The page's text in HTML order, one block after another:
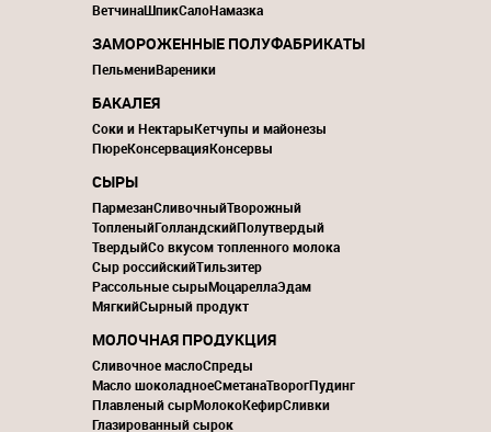
ВетчинаШпикСалоНамазка
ЗАМОРОЖЕННЫЕ ПОЛУФАБРИКАТЫ
ПельмениВареники
БАКАЛЕЯ
Соки и НектарыКетчупы и майонезы
ПюреКонсервацияКонсервы
СЫРЫ
ПармезанСливочныйТворожный
ТопленыйГолландскийПолутвердый
ТвердыйСо вкусом топленного молока
Сыр российскийТильзитер
Рассольные сырыМоцареллаЭдам
МягкийСырный продукт
МОЛОЧНАЯ ПРОДУКЦИЯ
Сливочное маслоСпреды
Масло шоколадноеСметанаТворогПудинг
Плавленый сырМолокоКефирСливки
Глазированный сырок